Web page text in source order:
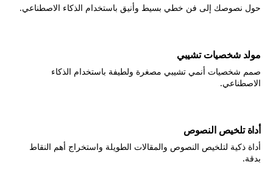
حول نصوصك إلى فن خطي بسيط وأنيق باستخدام الذكاء الاصطناعي.
مولد شخصيات تشيبي
صمم شخصيات أنمي تشيبي مصغرة ولطيفة باستخدام الذكاء
الاصطناعي.
أداة تلخيص النصوص
أداة ذكية لتلخيص النصوص والمقالات الطويلة واستخراج أهم النقاط
بدقة.